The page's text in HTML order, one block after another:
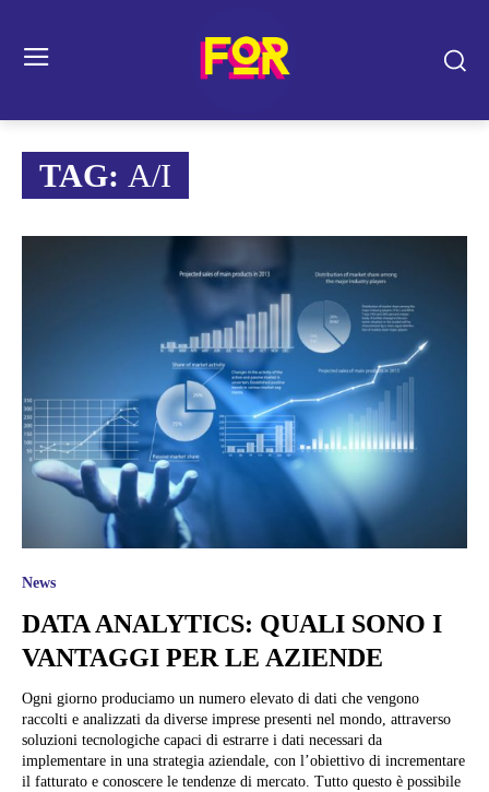
TAG: A/I
News
DATA ANALYTICS: QUALI SONO I
VANTAGGI PER LE AZIENDE
Ogni giorno produciamo un numero elevato di dati che vengono
raccolti e analizzati da diverse imprese presenti nel mondo, attraverso
soluzioni tecnologiche capaci di estrarre i dati necessari da
implementare in una strategia aziendale, con l’obiettivo di incrementare
il fatturato e conoscere le tendenze di mercato. Tutto questo è possibile